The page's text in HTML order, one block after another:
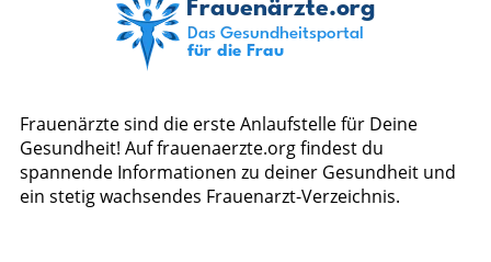
Frauenärzte sind die erste Anlaufstelle für Deine
Gesundheit! Auf frauenaerzte.org findest du
spannende Informationen zu deiner Gesundheit und
ein stetig wachsendes Frauenarzt-Verzeichnis.